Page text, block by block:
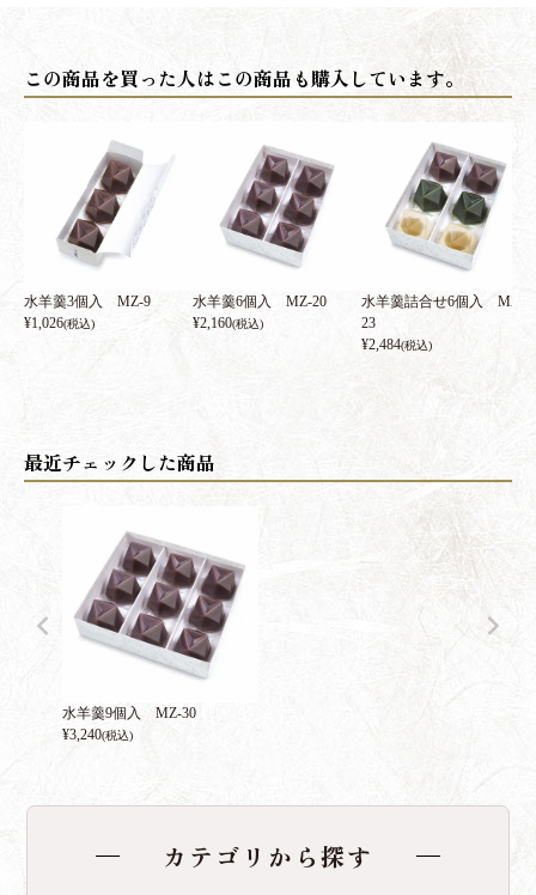
水羊羹3個入 MZ-9
¥1,026(税込)
水羊羹6個入 MZ-20
¥2,160(税込)
水羊羹詰合せ6個入 MZ-
23
¥2,484(税込)
水羊羹9個入 MZ-30
¥3,240(税込)
カテゴリから探す